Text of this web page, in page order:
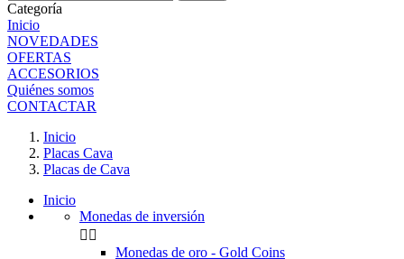
Categoría
Inicio
NOVEDADES
OFERTAS
ACCESORIOS
Quiénes somos
CONTACTAR
Inicio
Placas Cava
Placas de Cava
Inicio
Monedas de inversión
 
Monedas de oro - Gold Coins